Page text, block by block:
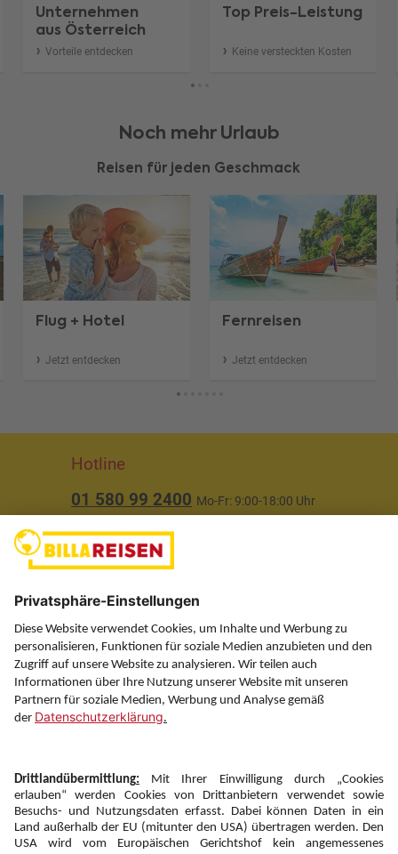
Unternehmen
aus Österreich
Vorteile entdecken
Top Preis-Leistung
Keine versteckten Kosten
Noch mehr Urlaub
Reisen für jeden Geschmack
Flug + Hotel
Jetzt entdecken
Fernreisen
Jetzt entdecken
Hotline
01 580 99 2400 Mo-Fr: 9:00-18:00 Uhr
Über uns
Service
Information
Folgen Sie uns auf
Newsletter: